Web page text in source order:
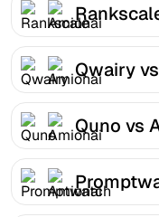
Qwairy
Quno vs